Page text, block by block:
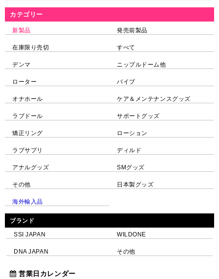
カテゴリー
新製品 発売前製品
在庫限り売切 すべて
デンマ ニップルドーム他
ローター バイブ
オナホール ケア＆メンテナンスグッズ
ラブドール サポートグッズ
矯正リング ローション
ラブサプリ ディルド
アナルグッズ SMグッズ
その他 日本製グッズ
海外輸入品
ブランド
SSI JAPAN WILDONE
DNA JAPAN その他
営業日カレンダー